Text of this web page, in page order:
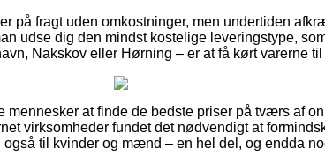
på fragt uden omkostninger, men undertiden
udse dig den mindst kostelige leveringstype,
Nakskov eller Hørning – er at få kørt varerne
mennesker at finde de bedste priser på tværs af
virksomheder fundet det nødvendigt at
til kvinder og mænd – en hel del, og endda